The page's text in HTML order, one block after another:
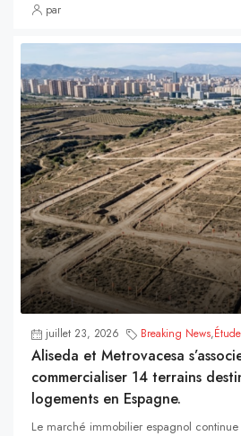
par
juillet 23, 2026 Breaking News,
Aliseda et Metrovacesa
commercialiser 14 terrains
logements en Espagne.
Le marché immobilier espagnol